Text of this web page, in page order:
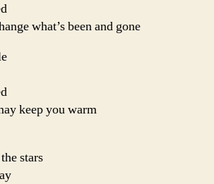
what’s been and gone
keep you warm
stars